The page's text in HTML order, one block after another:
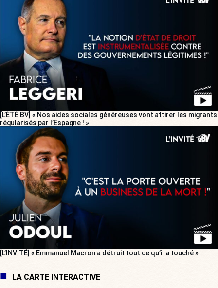
[L’ÉTÉ BV] « Nos aides sociales généreuses vont attirer les migrants
régularisés par l’Espagne ! »
[L’INVITÉ] « Emmanuel Macron a détruit tout ce qu’il a touché »
LA CARTE INTERACTIVE